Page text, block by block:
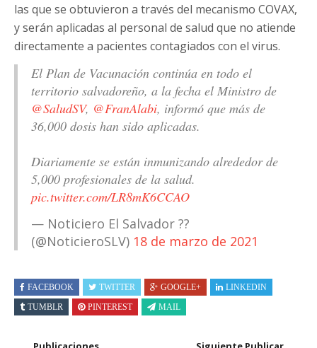
las que se obtuvieron a través del mecanismo COVAX,
y serán aplicadas al personal de salud que no atiende
directamente a pacientes contagiados con el virus.
El Plan de Vacunación continúa en todo el
territorio salvadoreño, a la fecha el Ministro de
@SaludSV, @FranAlabi, informó que más de
36,000 dosis han sido aplicadas.
Diariamente se están inmunizando alrededor de
5,000 profesionales de la salud.
pic.twitter.com/LR8mK6CCAO
— Noticiero El Salvador ??
(@NoticieroSLV) 18 de marzo de 2021
FACEBOOK TWITTER GOOGLE+
LINKEDIN
TUMBLR
PINTEREST MAIL